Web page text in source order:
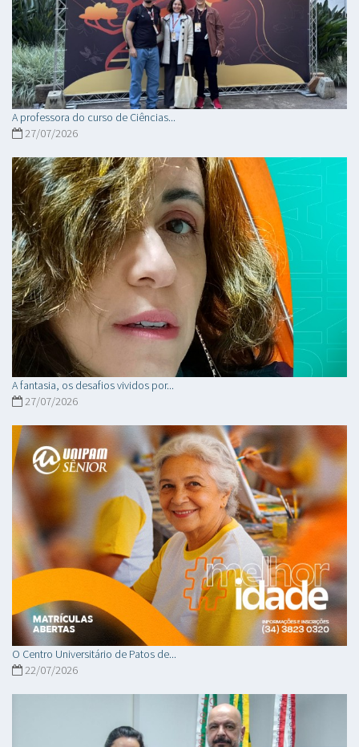
A professora do curso de Ciências...
27/07/2026
A fantasia, os desafios vividos por...
27/07/2026
O Centro Universitário de Patos de...
22/07/2026